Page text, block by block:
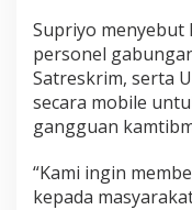
Supriyo menyebut
personel
Satreskrim, serta
secara mobile
gangguan
“Kami ingin
kepada